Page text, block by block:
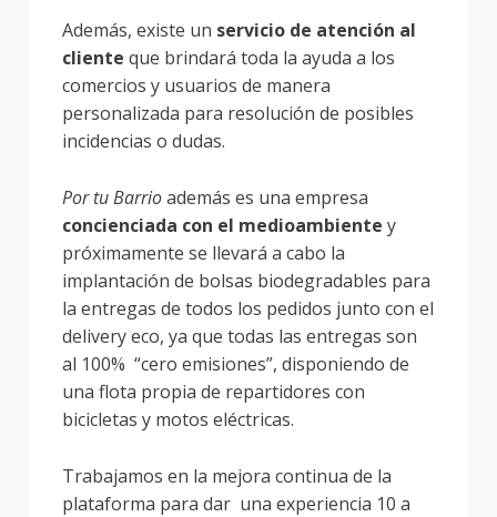
Además, existe un servicio de atención al
cliente que brindará toda la ayuda a los
comercios y usuarios de manera
personalizada para resolución de posibles
incidencias o dudas.
Por tu Barrioademás es una empresa
concienciada con el medioambiente y
próximamente se llevará a cabo la
implantación de bolsas biodegradables para
la entregas de todos los pedidos junto con el
delivery eco, ya que todas las entregas son
al 100% “cero emisiones”, disponiendo de
una flota propia de repartidores con
bicicletas y motos eléctricas.
Trabajamos en la mejora continua de la
plataforma para dar una experiencia 10 a